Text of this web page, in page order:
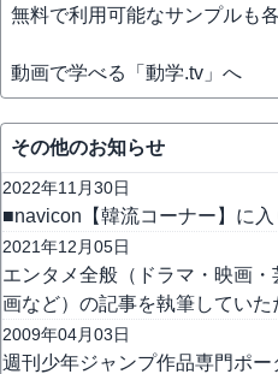
無料で利用可能なサンプルも
動画で学べる「動学.tv」へ
その他のお知らせ
2022年11月30日
■navicon【韓流コーナー】に
2021年12月05日
エンタメ全般（ドラマ・映画
画など）の記事を執筆していた
2009年04月03日
週刊少年ジャンプ作品専門ポー